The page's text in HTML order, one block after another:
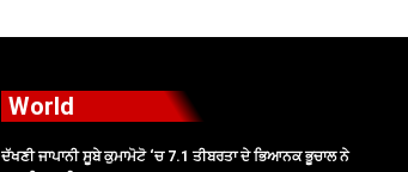
World
ਦੱਖਣੀ ਜਾਪਾਨੀ ਸੂਬੇ ਕੁਮਾਮੋਟੋ ‘ਚ 7.1 ਤੀਬਰਤਾ ਦੇ ਭਿਆਨਕ ਭੂਚਾਲ ਨੇ